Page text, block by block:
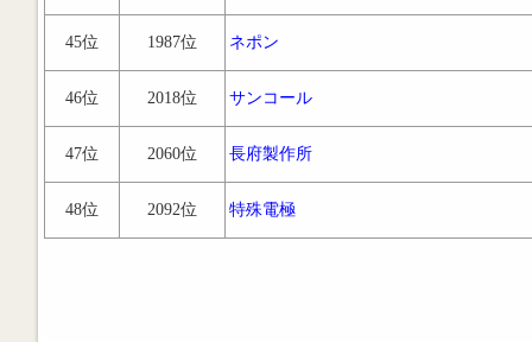
45位 1987位 ネポン
46位 2018位 サンコール
47位 2060位 長府製作所
48位 2092位 特殊電極